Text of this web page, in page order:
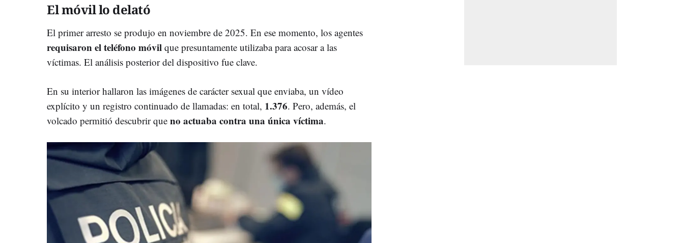
El móvil lo delató
El primer arresto se produjo en noviembre de 2025. En ese momento, los agentes
requisaronel teléfono móvil que presuntamente utilizaba para acosar a las
víctimas. El análisis posterior del dispositivo fue clave.
En su interior hallaron las imágenes de carácter sexual que enviaba, un vídeo
explícito y un registro continuado de llamadas: en total, 1.376. Pero, además, el
volcado permitió descubrir que no actuaba contra una única víctima.